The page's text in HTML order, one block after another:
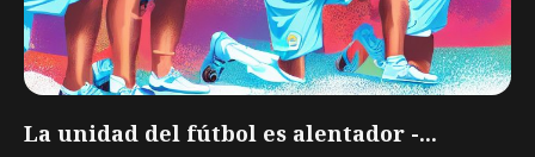
La unidad del fútbol es alentador -...